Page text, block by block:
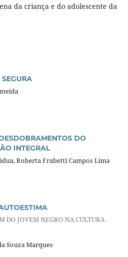
da criança e do adolescente da
DO
INTEGRAL
Roberta Frabetti Campos Lima
DO JOVEM NEGRO NA CULTURA
Souza Marques